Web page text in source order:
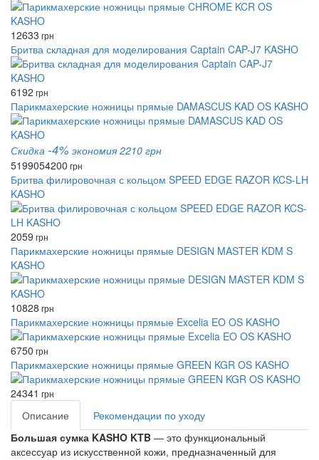
12633 грн
Бритва складная для моделирования Captain CAP-J7 KASHO
6192 грн
Парикмахерские ножницы прямые DAMASCUS KAD OS KASHO
Скидка -4% экономия 2210 грн
5199054200 грн
Бритва филировочная с кольцом SPEED EDGE RAZOR KCS-LH
KASHO
2059 грн
Парикмахерские ножницы прямые DESIGN MASTER KDM S
KASHO
10828 грн
Парикмахерские ножницы прямые Excelia EO OS KASHO
6750 грн
Парикмахерские ножницы прямые GREEN KGR OS KASHO
24341 грн
Описание
Рекомендации по уходу
Большая сумка KASHO KTB — это функциональный
аксессуар из искусственной кожи, предназначенный для